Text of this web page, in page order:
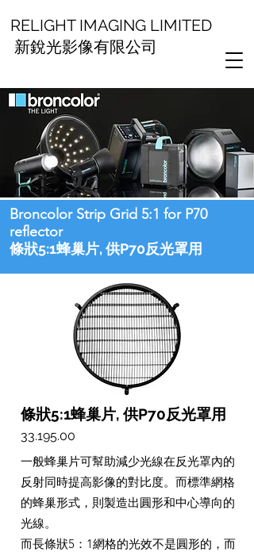
RELIGHT IMAGING LIMITED
新銳光影像有限公司
Broncolor Strip Grid 5:1 for P70
reflector
條狀5:1蜂巢片, 供P70反光罩用
條狀5:1蜂巢片, 供P70反光罩用
33.195.00
一般蜂巢片可幫助減少光線在反光罩內的
反射同時提高影像的對比度。而標準網格
的蜂巢形式，則製造出圓形和中心導向的
光線。
而長條狀5：1網格的光效不是圓形的，而